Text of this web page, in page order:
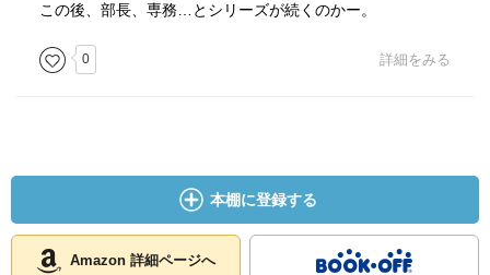
この後、部長、専務…とシリーズが続くのかー。
0 詳細をみる
本棚に登録する
Amazon 詳細ページへ